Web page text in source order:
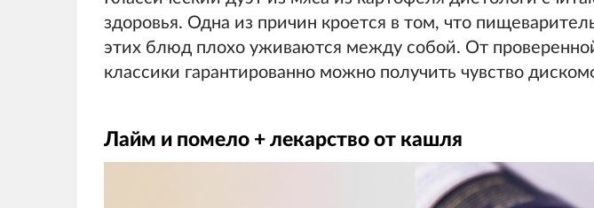
здоровья. Одна из причин кроется в том, что
этих блюд плохо уживаются между собой. От
классики гарантированно можно получить чувство
Лайм и помело + лекарство от кашля